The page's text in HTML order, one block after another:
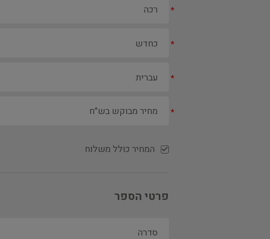
*
*
*
*
המחיר כולל משלוח
פרטי הספר